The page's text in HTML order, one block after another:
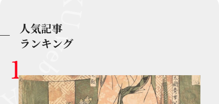
人気記事
ランキング